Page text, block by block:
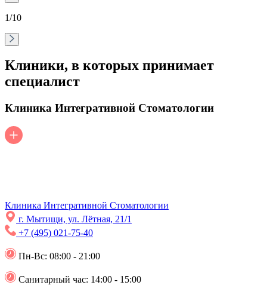
1/10
Клиники, в которых принимает
специалист
Клиника Интегративной Стоматологии
Клиника Интегративной Стоматологии
г. Мытищи, ул. Лëтная, 21/1
+7 (495) 021-75-40
Пн-Вс: 08:00 - 21:00
Санитарный час: 14:00 - 15:00